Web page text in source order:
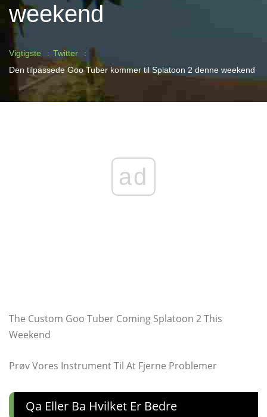
weekend
Vigtigste
Twitter
Den tilpassede Goo Tuber kommer til Splatoon 2 denne weekend
ad
The Custom Goo Tuber Coming Splatoon 2 This
Weekend
Prøv Vores Instrument Til At Fjerne Problemer
Qa Eller Ba Hvilket Er Bedre